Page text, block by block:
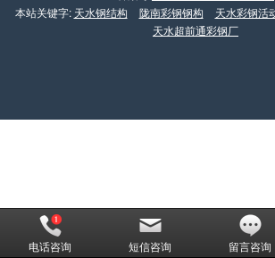
本站关键字: 天水钢结构 陇南彩钢钢构 天水彩钢活
天水超前通彩钢厂
电话咨询 短信咨询 留言咨询